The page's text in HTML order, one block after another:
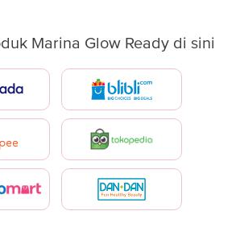
Marina Glow Ready di sini